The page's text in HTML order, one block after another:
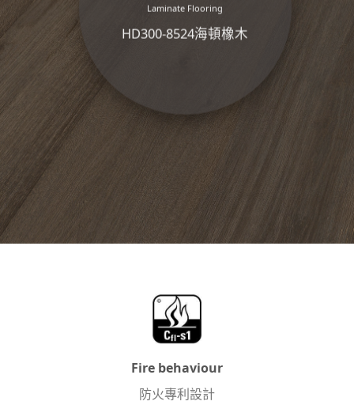
Lam­in­ate Flooring
HD300-8524海頓橡木
Fire behaviour
防火專利設計